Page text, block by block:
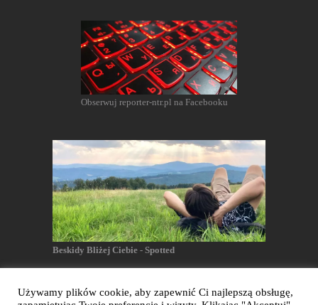
Obserwuj reporter-ntr.pl na Facebooku
Beskidy Bliżej Ciebie - Spotted
Używamy plików cookie, aby zapewnić Ci najlepszą obsługę,